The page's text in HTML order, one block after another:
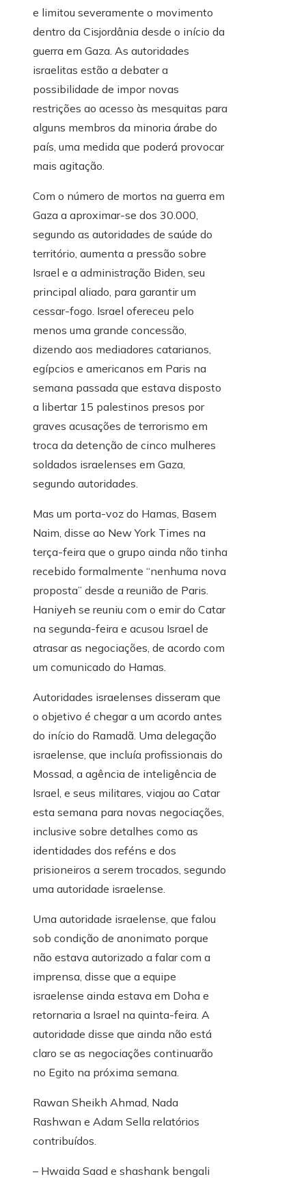
e limitou severamente o movimento
dentro da Cisjordânia desde o início da
guerra em Gaza. As autoridades
israelitas estão a debater a
possibilidade de impor novas
restrições ao acesso às mesquitas para
alguns membros da minoria árabe do
país, uma medida que poderá provocar
mais agitação.
Com o número de mortos na guerra em
Gaza a aproximar-se dos 30.000,
segundo as autoridades de saúde do
território, aumenta a pressão sobre
Israel e a administração Biden, seu
principal aliado, para garantir um
cessar-fogo. Israel ofereceu pelo
menos uma grande concessão,
dizendo aos mediadores catarianos,
egípcios e americanos em Paris na
semana passada que estava disposto
a libertar 15 palestinos presos por
graves acusações de terrorismo em
troca da detenção de cinco mulheres
soldados israelenses em Gaza,
segundo autoridades.
Mas um porta-voz do Hamas, Basem
Naim, disse ao New York Times na
terça-feira que o grupo ainda não tinha
recebido formalmente “nenhuma nova
proposta” desde a reunião de Paris.
Haniyeh se reuniu com o emir do Catar
na segunda-feira e acusou Israel de
atrasar as negociações, de acordo com
um comunicado do Hamas.
Autoridades israelenses disseram que
o objetivo é chegar a um acordo antes
do início do Ramadã. Uma delegação
israelense, que incluía profissionais do
Mossad, a agência de inteligência de
Israel, e seus militares, viajou ao Catar
esta semana para novas negociações,
inclusive sobre detalhes como as
identidades dos reféns e dos
prisioneiros a serem trocados, segundo
uma autoridade israelense.
Uma autoridade israelense, que falou
sob condição de anonimato porque
não estava autorizado a falar com a
imprensa, disse que a equipe
israelense ainda estava em Doha e
retornaria a Israel na quinta-feira. A
autoridade disse que ainda não está
claro se as negociações continuarão
no Egito na próxima semana.
Rawan Sheikh Ahmad, Nada
Rashwan e Adam Sella relatórios
contribuídos.
– Hwaida Saad e shashank bengali